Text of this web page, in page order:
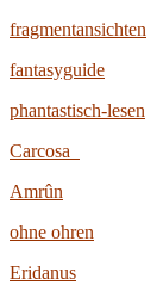
fragmentansichten
fantasyguide
phantastisch-lesen
Carcosa
Amrûn
ohne ohren
Eridanus